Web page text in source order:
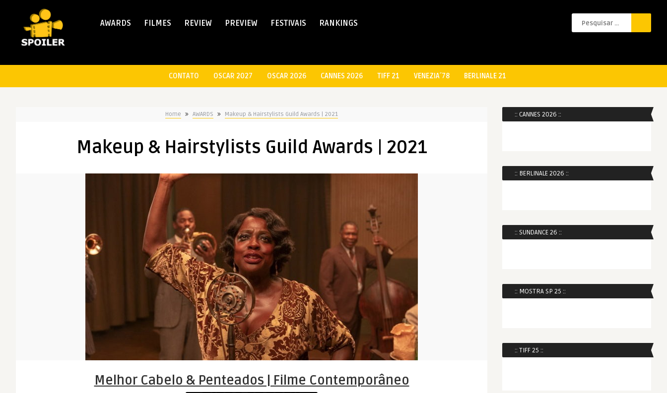
AWARDS FILMES REVIEW PREVIEW FESTIVAIS RANKINGS
CONTATO OSCAR 2027 OSCAR 2026 CANNES 2026 TIFF 21 VENEZIA´78 BERLINALE 21
Home AWARDS Makeup & Hairstylists Guild Awards | 2021
Makeup & Hairstylists Guild Awards | 2021
Melhor Cabelo & Penteados | Filme Contemporâneo
:: CANNES 2026 ::
:: BERLINALE 2026 ::
:: SUNDANCE 26 ::
:: MOSTRA SP 25 ::
:: TIFF 25 ::